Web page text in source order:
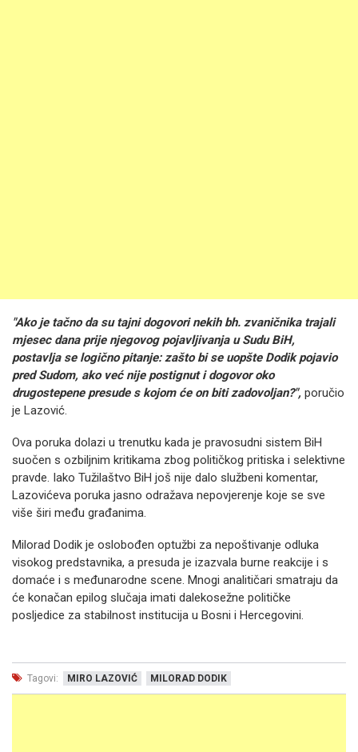
"Ako je tačno da su tajni dogovori nekih bh. zvaničnika trajali
mjesec dana prije njegovog pojavljivanja u Sudu BiH,
postavlja se logično pitanje: zašto bi se uopšte Dodik pojavio
pred Sudom, ako već nije postignut i dogovor oko
drugostepene presude s kojom će on biti zadovoljan?", poručio
je Lazović.
Ova poruka dolazi u trenutku kada je pravosudni sistem BiH
suočen s ozbiljnim kritikama zbog političkog pritiska i selektivne
pravde. Iako Tužilaštvo BiH još nije dalo službeni komentar,
Lazovićeva poruka jasno odražava nepovjerenje koje se sve
više širi među građanima.
Milorad Dodik je oslobođen optužbi za nepoštivanje odluka
visokog predstavnika, a presuda je izazvala burne reakcije i s
domaće i s međunarodne scene. Mnogi analitičari smatraju da
će konačan epilog slučaja imati dalekosežne političke
posljedice za stabilnost institucija u Bosni i Hercegovini.
Tagovi: MIRO LAZOVIĆ MILORAD DODIK